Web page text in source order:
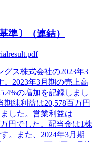
準〕（連結）
グス株式会社の2023年3
。2023年3月期の売上高
の増加を記録しまし
純利益は20,578百万円
した。営業利益は
円でした。配当金は1株
。また、2024年3月期